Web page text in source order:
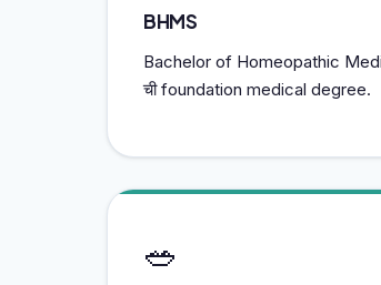
BHMS
Bachelor of Homeopathic
ची foundation medical degree.
🥗